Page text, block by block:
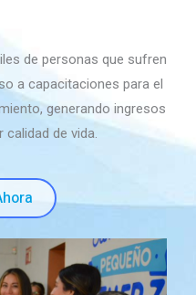
de personas que sufren
a capacitaciones para el
generando ingresos
de vida.